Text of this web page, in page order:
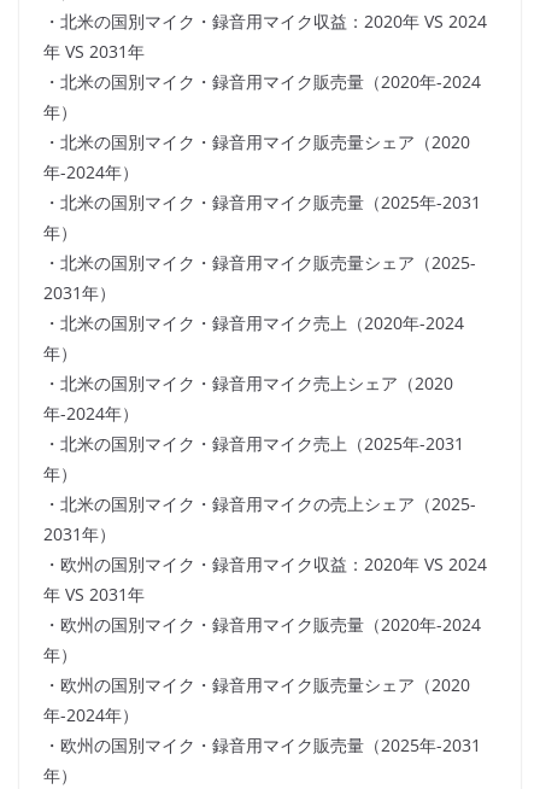
・北米の国別マイク・録音用マイク収益：2020年 VS 2024
年 VS 2031年
・北米の国別マイク・録音用マイク販売量（2020年-2024
年）
・北米の国別マイク・録音用マイク販売量シェア（2020
年-2024年）
・北米の国別マイク・録音用マイク販売量（2025年-2031
年）
・北米の国別マイク・録音用マイク販売量シェア（2025-
2031年）
・北米の国別マイク・録音用マイク売上（2020年-2024
年）
・北米の国別マイク・録音用マイク売上シェア（2020
年-2024年）
・北米の国別マイク・録音用マイク売上（2025年-2031
年）
・北米の国別マイク・録音用マイクの売上シェア（2025-
2031年）
・欧州の国別マイク・録音用マイク収益：2020年 VS 2024
年 VS 2031年
・欧州の国別マイク・録音用マイク販売量（2020年-2024
年）
・欧州の国別マイク・録音用マイク販売量シェア（2020
年-2024年）
・欧州の国別マイク・録音用マイク販売量（2025年-2031
年）